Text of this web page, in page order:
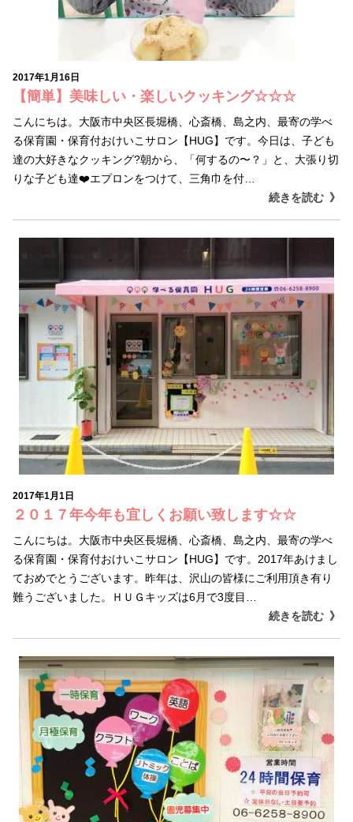
2017年1月16日
【簡単】美味しい・楽しいクッキング☆☆☆
こんにちは。大阪市中央区長堀橋、心斎橋、島之内、最寄の学べ
る保育園・保育付おけいこサロン【HUG】です。今日は、子ども
達の大好きなクッキング?朝から、「何するの〜？」と、大張り切
りな子ども達❤️エプロンをつけて、三角巾を付…
続きを読む
2017年1月1日
２０１７年今年も宜しくお願い致します☆☆
こんにちは。大阪市中央区長堀橋、心斎橋、島之内、最寄の学べ
る保育園・保育付おけいこサロン【HUG】です。2017年あけまし
ておめでとうございます。昨年は、沢山の皆様にご利用頂き有り
難うございました。ＨＵＧキッズは6月で3度目…
続きを読む